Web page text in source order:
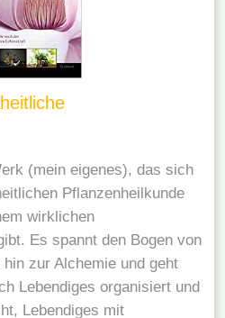
(mein eigenes), das sich
Pflanzenheilkunde
wirklichen
Es spannt den Bogen von
zur Alchemie und geht
Lebendiges organisiert und
Lebendiges mit